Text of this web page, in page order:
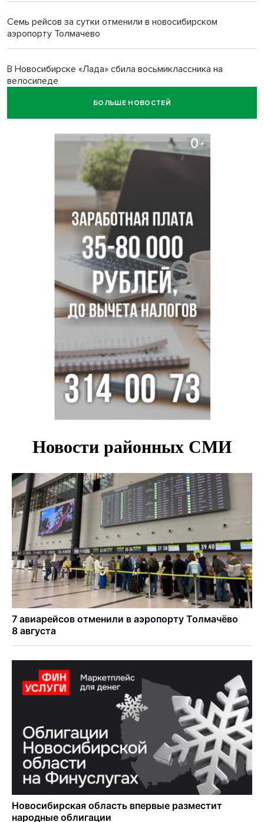
Семь рейсов за сутки отменили в новосибирском
аэропорту Толмачево
В Новосибирске «Лада» сбила восьмиклассника на
велосипеде
БОЛЬШЕ НОВОСТЕЙ